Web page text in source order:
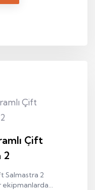
Çift
2
Salmastra 2
ekipmanlarda